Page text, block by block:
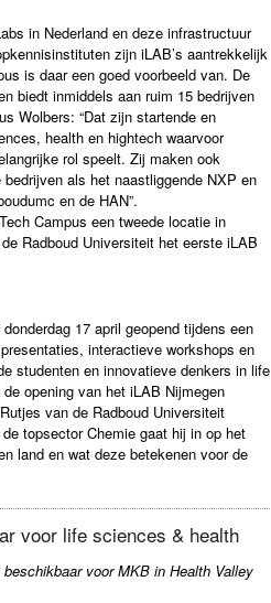
in Nederland en deze infrastructuur
zijn iLAB’s aantrekkelijk
is daar een goed voorbeeld van. De
biedt inmiddels aan ruim 15 bedrijven
Wolbers: “Dat zijn startende en
health en hightech waarvoor
rol speelt. Zij maken ook
als het naastliggende NXP en
en de HAN”.
Campus een tweede locatie in
Radboud Universiteit het eerste iLAB
17 april geopend tijdens een
interactieve workshops en
studenten en innovatieve denkers in life
opening van het iLAB Nijmegen
van de Radboud Universiteit
topsector Chemie gaat hij in op het
land en wat deze betekenen voor de
voor life sciences & health
voor MKB in Health Valley